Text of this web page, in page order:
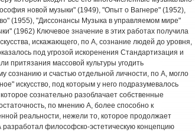
новой музыки" (1949), "Опыт о Вагнере" (1952),
(1955), "Диссонансы Музыка в управляемом мире"
(1962) Ключевое значение в этих работах получила
искажающего, по А, сознание людей до уровня,
под угрозой искоренения Стандартизация и
притязания массовой культуры угодить
сознанию и счастью отдельной личности, по А, могло
искусство, под которым у него подразумевалось
сознательно разоблачает собственные
по мнению А, более способно к
реальности, нежели то, которое продолжает
философско-эстетическую концепцию